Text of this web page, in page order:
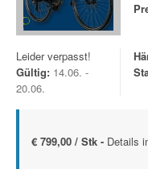
Leider verpasst!
Gültig: 14.06. -
20.06.
€ 799,00 / Stk - Details